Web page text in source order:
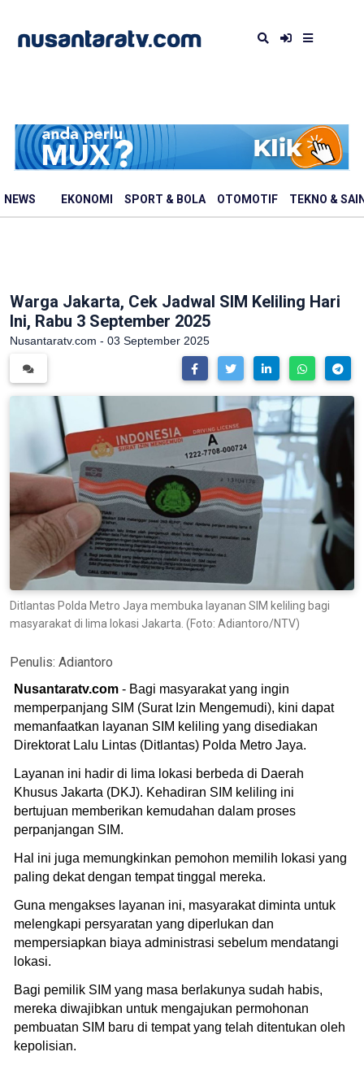
NEWS EKONOMI SPORT & BOLA OTOMOTIF TEKNO &
Warga Jakarta, Cek Jadwal SIM Keliling Hari
Ini, Rabu 3 September 2025
Nusantaratv.com - 03 September 2025
Ditlantas Polda Metro Jaya membuka layanan SIM keliling bagi
masyarakat di lima lokasi Jakarta. (Foto: Adiantoro/NTV)
Penulis: Adiantoro
Nusantaratv.com - Bagi masyarakat yang ingin
memperpanjang SIM (Surat Izin Mengemudi), kini dapat
memanfaatkan layanan SIM keliling yang disediakan
Direktorat Lalu Lintas (Ditlantas) Polda Metro Jaya.
Layanan ini hadir di lima lokasi berbeda di Daerah
Khusus Jakarta (DKJ). Kehadiran SIM keliling ini
bertujuan memberikan kemudahan dalam proses
perpanjangan SIM.
Hal ini juga memungkinkan pemohon memilih lokasi yang
paling dekat dengan tempat tinggal mereka.
Guna mengakses layanan ini, masyarakat diminta untuk
melengkapi persyaratan yang diperlukan dan
mempersiapkan biaya administrasi sebelum mendatangi
lokasi.
Bagi pemilik SIM yang masa berlakunya sudah habis,
mereka diwajibkan untuk mengajukan permohonan
pembuatan SIM baru di tempat yang telah ditentukan oleh
kepolisian.